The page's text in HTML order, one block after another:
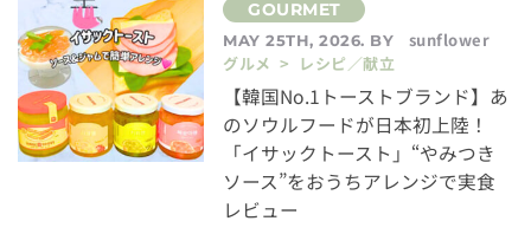
MAY 25TH, 2026. BY
sunflower
グルメ > レシピ／献立
【韓国No.1トーストブランド】あ
のソウルフードが日本初上陸！
「イサックトースト」“やみつき
ソース”をおうちアレンジで実食
レビュー